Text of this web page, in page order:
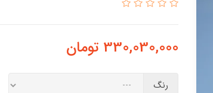
330,030,000 تومان
رنگ